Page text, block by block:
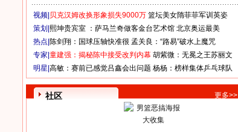
视频| 贝克汉姆改换形象损失9000万 篮坛美女隋菲菲军训英姿
策划| 熙坤贵宾室 ：萨马兰奇做客金台艺术馆 北京奥运最美
热点| 陈剑翔：国球压轴快准很 孟关良：“路易”破水上魔咒
专家| 童建强：揭秘陈中接受改判内幕 胡紫微：无冕之王苏丽文
明星| 高敏：赛前已感觉吕鑫会出问题 杨杨：榜样集体乒乓球队
社区 更多>>